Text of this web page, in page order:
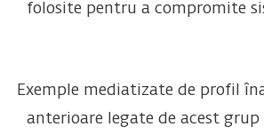
folosite pentru a compromite
Exemple mediatizate de profil
anterioare legate de acest